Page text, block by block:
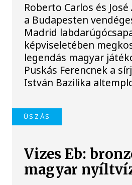
Roberto Carlos és José
a Budapesten
Madrid
képviseletében
legendás magyar
Puskás Ferencnek a
István Bazilika
ÚSZÁS
Vizes Eb:
magyar